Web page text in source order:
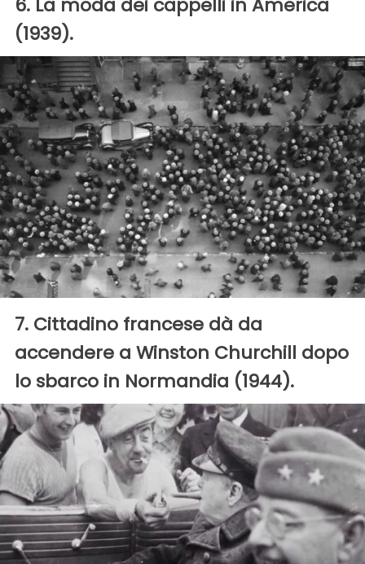
6. La moda dei cappelli in America
(1939).
7. Cittadino francese dà da
accendere a Winston Churchill dopo
lo sbarco in Normandia (1944).